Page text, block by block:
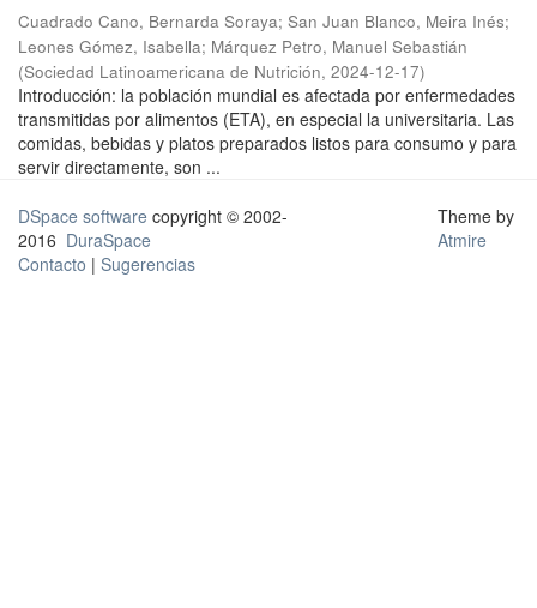
Cuadrado Cano, Bernarda Soraya; San Juan Blanco, Meira Inés;
Leones Gómez, Isabella; Márquez Petro, Manuel Sebastián
(Sociedad Latinoamericana de Nutrición, 2024-12-17)
Introducción: la población mundial es afectada por enfermedades
transmitidas por alimentos (ETA), en especial la universitaria. Las
comidas, bebidas y platos preparados listos para consumo y para
servir directamente, son ...
DSpace software copyright © 2002-
2016 DuraSpace
Contacto | Sugerencias
Theme by
Atmire